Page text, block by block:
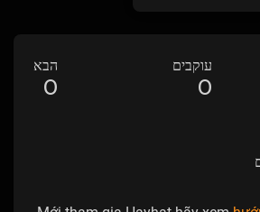
עוקבים
0
הבא
0